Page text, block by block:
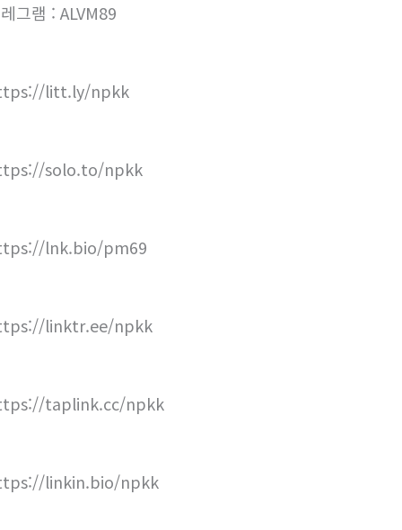
그램 : ALVM89
litt.ly/npkk
solo.to/npkk
lnk.bio/pm69
linktr.ee/npkk
taplink.cc/npkk
linkin.bio/npkk